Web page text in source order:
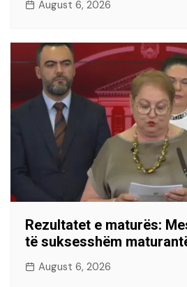
August 6, 2026
Rezultatet e maturës:
të suksesshëm
August 6, 2026